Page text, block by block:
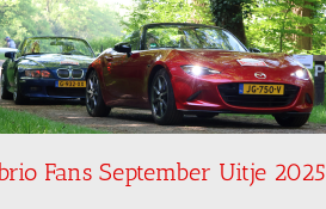
Fans September Uitje 2025